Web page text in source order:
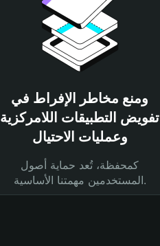
ومنع مخاطر الإفراط في
تفويض التطبيقات اللامركزية
وعمليات الاحتيال
كمحفظة، تُعد حماية أصول
المستخدمين مهمتنا الأساسية.